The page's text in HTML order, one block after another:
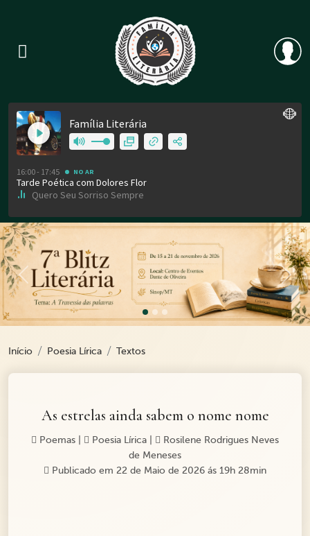
Previous
Início Poesia Lírica Textos
As estrelas ainda sabem o nome nome
Poemas Poesia Lírica
Rosilene Rodrigues Neves
de Meneses
Publicado em 22 de Maio de 2026 ás 19h 28min